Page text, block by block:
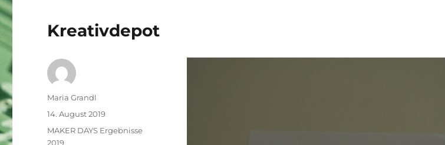
an
den
2019
TU
Kreativdepot
Autor
Maria Grandl
Veröffentlicht
am
14. August 2019
Kategorien
MAKER DAYS Ergebnisse
2019